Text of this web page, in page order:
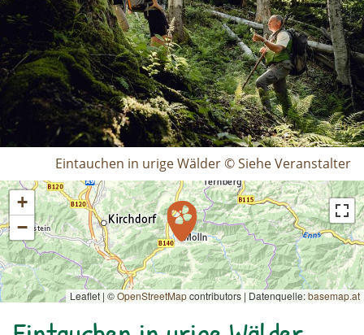
Eintauchen in urige Wälder © Siehe Veranstalter
+
−
Leaflet | ©OpenStreetMapcontributors | Datenquelle:basemap.at